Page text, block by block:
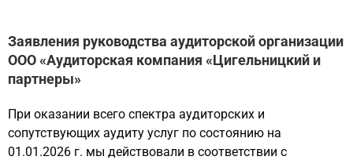
Заявления руководства аудиторской организации
ООО «Аудиторская компания «Цигельницкий и
партнеры»
При оказании всего спектра аудиторских и
сопутствующих аудиту услуг по состоянию на
01.01.2026 г. мы действовали в соответствии с